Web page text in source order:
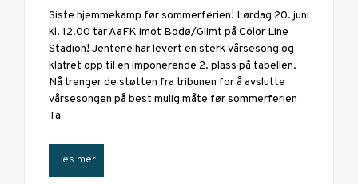
Siste hjemmekamp før sommerferien! Lørdag 20. juni
kl. 12.00 tar AaFK imot Bodø/Glimt på Color Line
Stadion! Jentene har levert en sterk vårsesong og
klatret opp til en imponerende 2. plass på tabellen.
Nå trenger de støtten fra tribunen for å avslutte
vårsesongen på best mulig måte før sommerferien
Ta
Les mer